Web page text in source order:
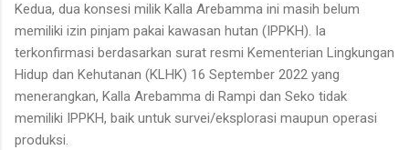
Kedua, dua konsesi milik Kalla Arebamma ini masih belum
memiliki izin pinjam pakai kawasan hutan (IPPKH). Ia
terkonfirmasi berdasarkan surat resmi Kementerian Lingkungan
Hidup dan Kehutanan (KLHK) 16 September 2022 yang
menerangkan, Kalla Arebamma di Rampi dan Seko tidak
memiliki IPPKH, baik untuk survei/eksplorasi maupun operasi
produksi.